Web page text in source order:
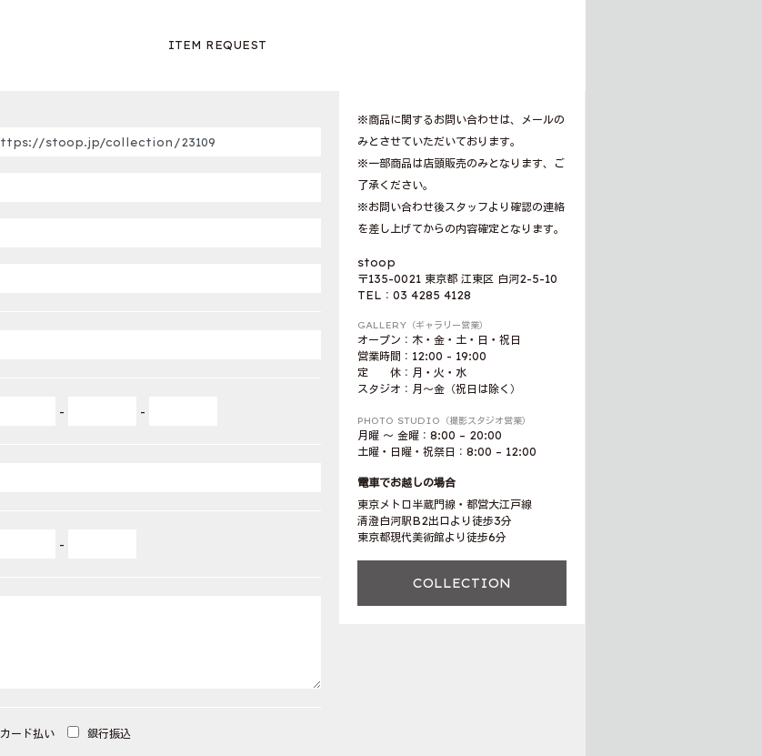
ITEM REQUEST
- -
-
カード払い 銀行振込
※商品に関するお問い合わせは、メールの
みとさせていただいております。
※一部商品は店頭販売のみとなります、ご
了承ください。
※お問い合わせ後スタッフより確認の連絡
を差し上げてからの内容確定となります。
stoop
〒135-0021 東京都 江東区 白河2-5-10
TEL：03 4285 4128
GALLERY（ギャラリー営業）
オープン：木・金・土・日・祝日
営業時間：12:00 - 19:00
定 休：月・火・水
スタジオ：月〜金（祝日は除く）
PHOTO STUDIO（撮影スタジオ営業）
月曜 〜 金曜：8:00 – 20:00
土曜・日曜・祝祭日：8:00 – 12:00
電車でお越しの場合
東京メトロ半蔵門線・都営大江戸線
清澄白河駅B2出口より徒歩3分
東京都現代美術館より徒歩6分
COLLECTION